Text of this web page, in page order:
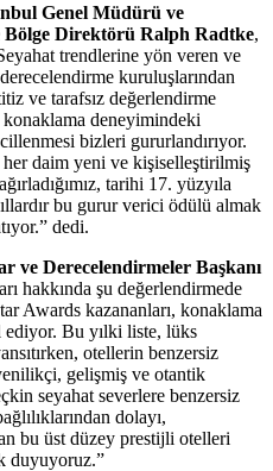
Genel Müdürü ve
Bölge Direktörü Ralph Radtke,
trendlerine yön veren ve
kuruluşlarından
ve tarafsız değerlendirme
deneyimindeki
bizleri gururlandırıyor.
her daim yeni ve kişiselleştirilmiş
tarihi 17. yüzyıla
bu gurur verici ödülü almak
dedi.
ve Derecelendirmeler Başkanı
hakkında şu değerlendirmede
Awards kazananları, konaklama
Bu yılki liste, lüks
otellerin benzersiz
gelişmiş ve otantik
seyahat severlere benzersiz
dolayı,
bu üst düzey prestijli otelleri
duyuyoruz.”